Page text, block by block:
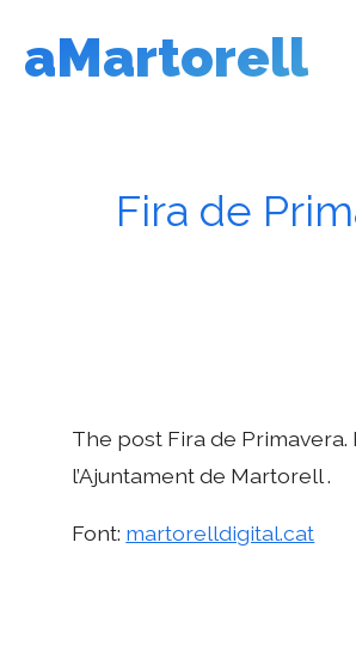
contingut
aMartorell
Fira de
The post Fira de
l’Ajuntament de Martorell .
Font: martorelldigital.cat